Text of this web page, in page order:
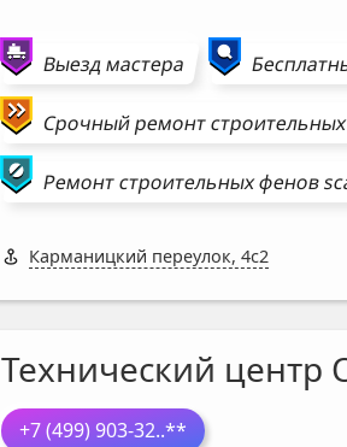
Выезд мастера
Срочный ремонт
Ремонтстроительных фенов
Карманицкий переулок, 4с2
Технический центр
+7 (499) 903-32..**